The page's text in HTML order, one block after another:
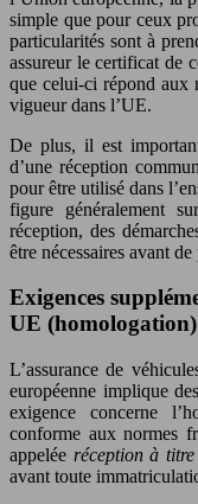
simple que pour ceux
particularités sont à
assureur le certificat de
que celui-ci répond aux
vigueur dans l’UE.
De plus, il est
d’une réception
pour être utilisé dans
figure généralement
réception, des
être nécessaires avant
Exigences
UE (homologation)
L’assurance de
européenne implique
exigence concerne
conforme aux normes
appelée réception à
avant toute